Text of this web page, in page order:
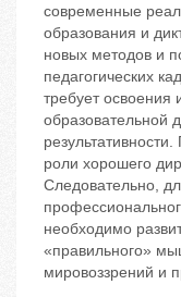
современные
образования и
новых методов и
педагогических
требует освоения
образовательной
роли хорошего
Следовательно,
необходимо
«правильного»
мировоззрений и